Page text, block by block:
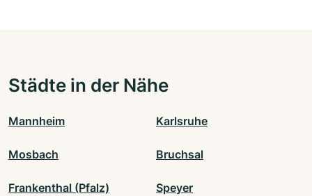
Städte in der Nähe
Mannheim Karlsruhe
Mosbach Bruchsal
Frankenthal (Pfalz) Speyer